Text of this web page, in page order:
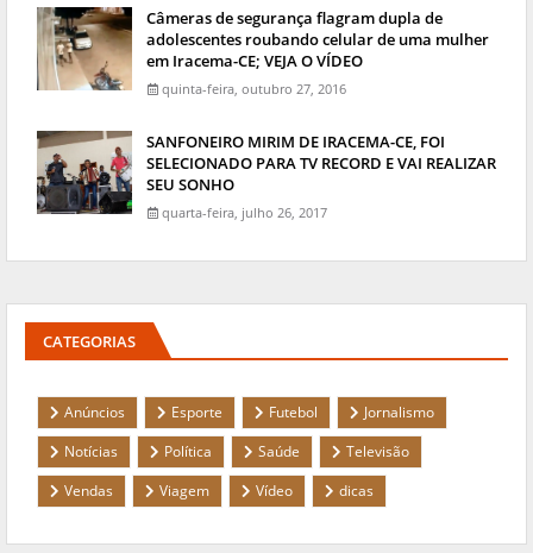
Câmeras de segurança flagram dupla de
adolescentes roubando celular de uma mulher
em Iracema-CE; VEJA O VÍDEO
quinta-feira, outubro 27, 2016
SANFONEIRO MIRIM DE IRACEMA-CE, FOI
SELECIONADO PARA TV RECORD E VAI REALIZAR
SEU SONHO
quarta-feira, julho 26, 2017
CATEGORIAS
Anúncios Esporte Futebol
Jornalismo
Notícias
Política Saúde
Televisão
Vendas
Viagem Vídeo dicas